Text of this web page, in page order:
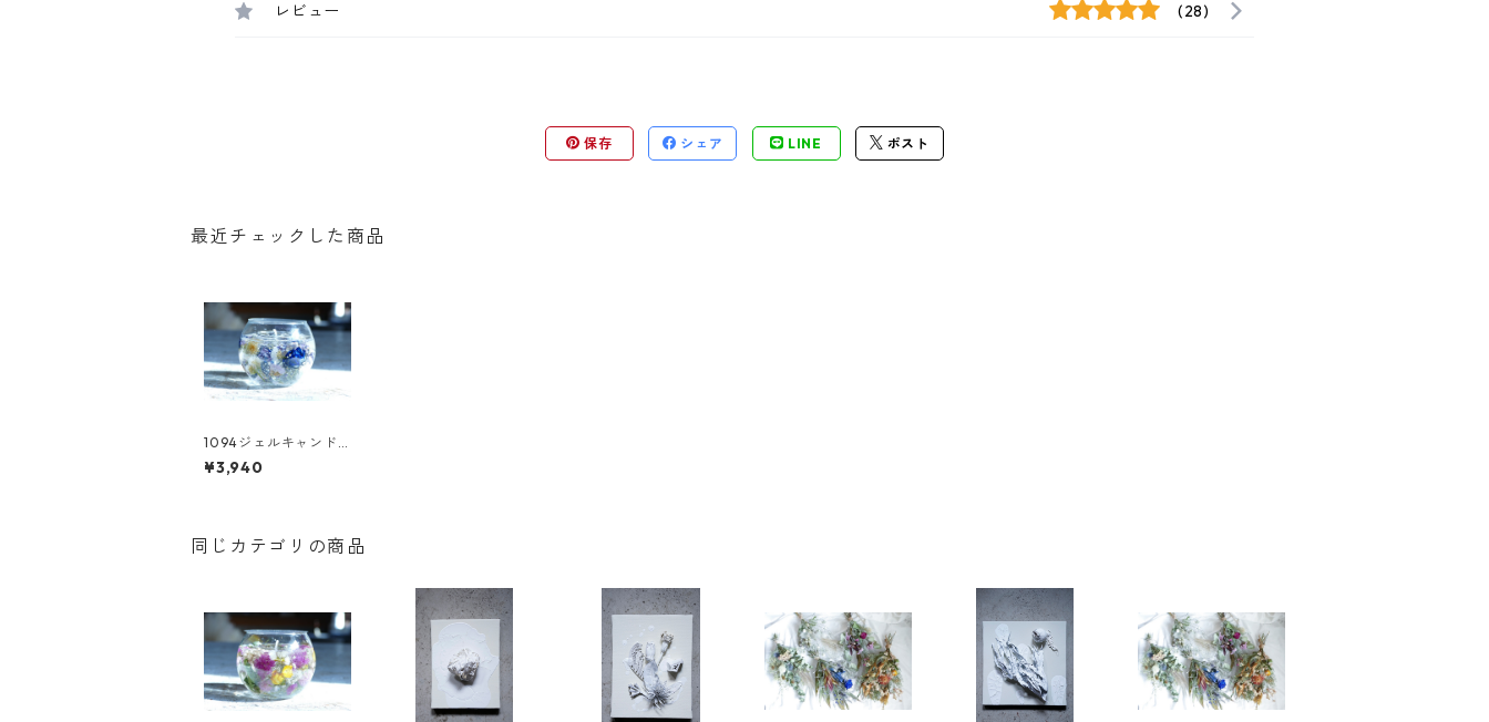
レビュー (28)
保存 シェア LINE ポスト
最近チェックした商品
1094ジェルキャンド
ルLサイズ
¥3,940
同じカテゴリの商品